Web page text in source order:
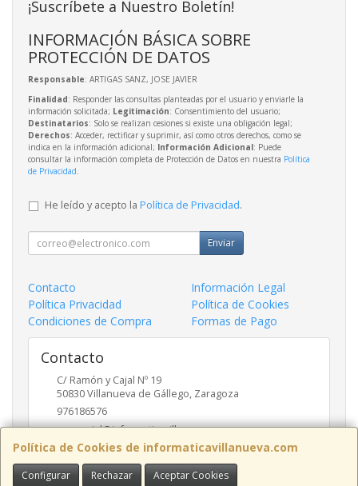
Política de Cookies de informaticavillanueva.com
Configurar Rechazar Aceptar Cookies
¡Suscríbete a Nuestro Boletín!
INFORMACIÓN BÁSICA SOBRE
PROTECCIÓN DE DATOS
Responsable: ARTIGAS SANZ, JOSE JAVIER
Finalidad: Responder las consultas planteadas por el usuario y enviarle la
información solicitada; Legitimación: Consentimiento del usuario;
Destinatarios: Solo se realizan cesiones si existe una obligación legal;
Derechos: Acceder, rectificar y suprimir, así como otros derechos, como se
indica en la información adicional; Información Adicional: Puede
consultar la información completa de Protección de Datos en nuestra Política
de Privacidad.
He leído y acepto la Política de Privacidad.
Enviar
Contacto
Información Legal
Política Privacidad
Política de Cookies
Condiciones de Compra
Formas de Pago
Contacto
C/ Ramón y Cajal Nº 19
50830Villanueva de Gállego, Zaragoza
976186576
comercial@informaticavillanueva.com